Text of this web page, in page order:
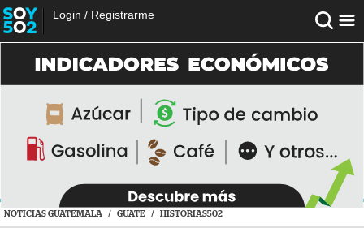
Login / Registrarme
NOTICIAS GUATEMALA / GUATE / HISTORIAS502